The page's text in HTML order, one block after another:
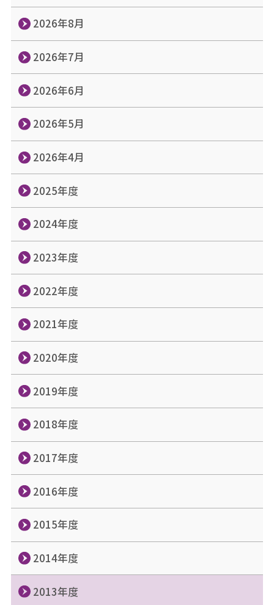
2026年8月
2026年7月
2026年6月
2026年5月
2026年4月
2025年度
2024年度
2023年度
2022年度
2021年度
2020年度
2019年度
2018年度
2017年度
2016年度
2015年度
2014年度
2013年度